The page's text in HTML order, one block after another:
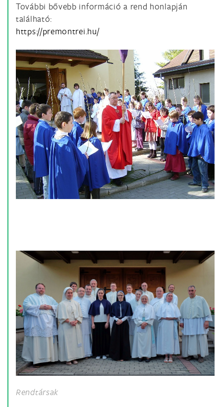
További bővebb információ a rend honlapján
található:
https://premontrei.hu/
Rendtársak